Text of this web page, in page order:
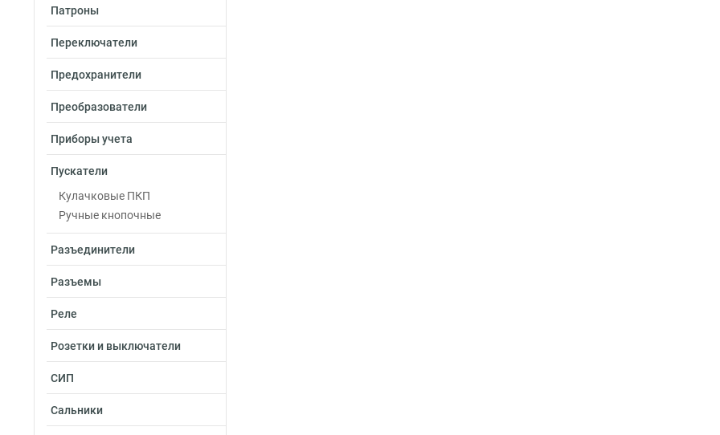
Патроны
Переключатели
Предохранители
Преобразователи
Приборы учета
Пускатели
Кулачковые ПКП
Ручные кнопочные
Разъединители
Разъемы
Реле
Розетки и выключатели
СИП
Сальники